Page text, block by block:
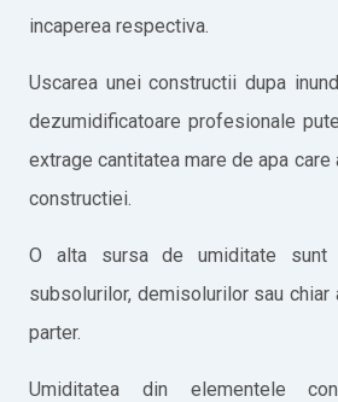
incaperea respectiva.
Uscarea unei constructii dupa
dezumidificatoare profesionale
extrage cantitatea mare de apa
constructiei.
O alta sursa de umiditate sunt
subsolurilor, demisolurilor sau
parter.
Umiditatea din elementele